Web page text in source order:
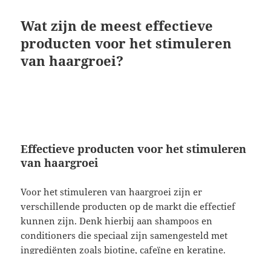
Wat zijn de meest effectieve
producten voor het stimuleren
van haargroei?
Effectieve producten voor het stimuleren
van haargroei
Voor het stimuleren van haargroei zijn er
verschillende producten op de markt die effectief
kunnen zijn. Denk hierbij aan shampoos en
conditioners die speciaal zijn samengesteld met
ingrediënten zoals biotine, cafeïne en keratine.